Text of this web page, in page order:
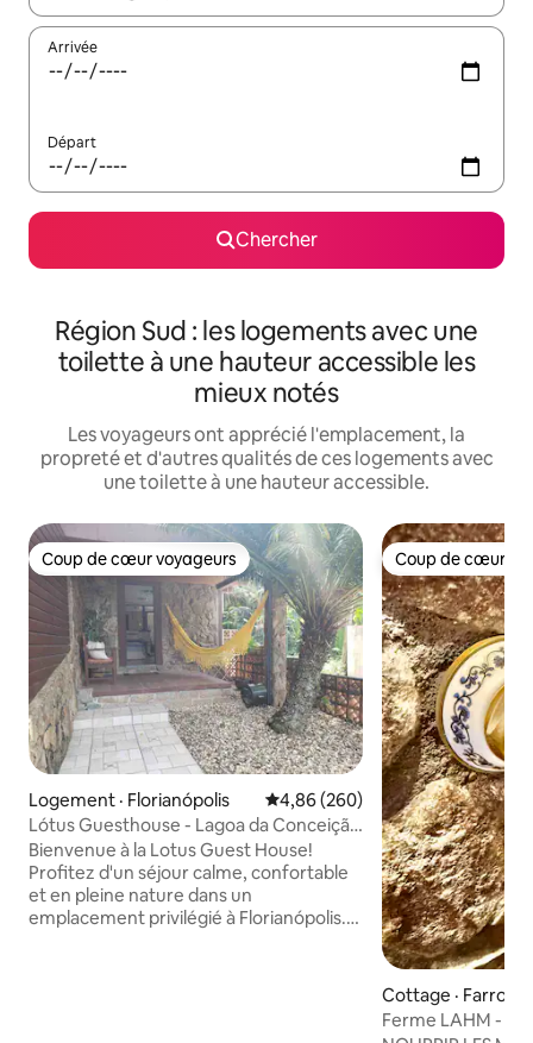
Arrivée
Départ
Chercher
Région Sud : les logements avec une
toilette à une hauteur accessible les
mieux notés
Les voyageurs ont apprécié l'emplacement, la
propreté et d'autres qualités de ces logements avec
une toilette à une hauteur accessible.
Coup de cœur voyageurs
Coup de cœur voyageurs
Logement · Florianópolis Note moyenne de 4,86 sur 5,
4,86 (260)
Lótus Guesthouse - Lagoa da Conceição
- Floripa
Bienvenue à la Lotus Guest House!
Profitez d'un séjour calme, confortable
et en pleine nature dans un
emplacement privilégié à Florianópolis.
Coup de cœur
Coup de cœur
Cottage ·
Ferme LAHM -